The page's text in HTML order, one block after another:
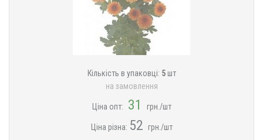
Кількість в упаковці: 5шт
на замовлення
Ціна опт: 31 грн./шт
Ціна різна: 52 грн./шт